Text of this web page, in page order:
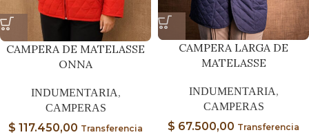
CAMPERA DE MATELASSE
ONNA
INDUMENTARIA,
CAMPERAS
$ 117.450,00 Transferencia
CAMPERA LARGA DE
MATELASSE
INDUMENTARIA,
CAMPERAS
$ 67.500,00 Transferencia